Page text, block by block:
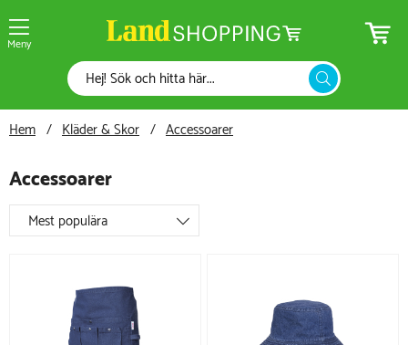
Meny
Hem Kläder & Skor Accessoarer
Accessoarer
Mest populära